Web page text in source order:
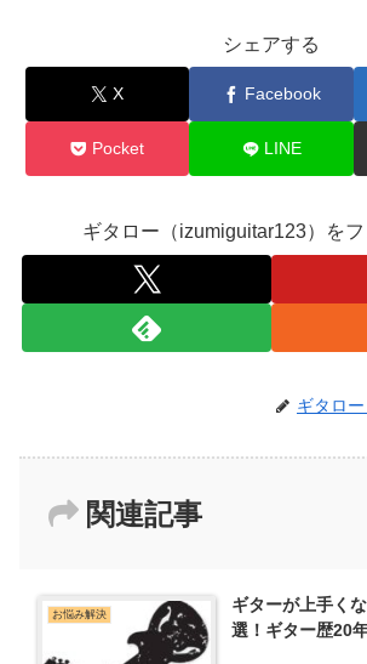
シェアする
X Facebook
Pocket LINE
ギタロー（izumiguitar123）を
ギタロ
関連記事
お悩み解決
ギターが上手く
選！ギター歴20